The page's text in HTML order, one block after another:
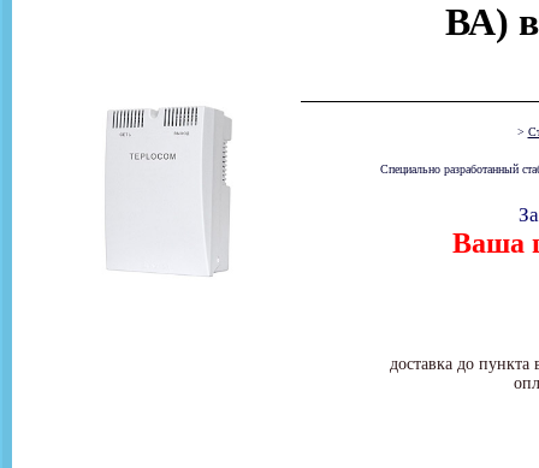
ВА)
>
Специально разработанный
Ваша
доставка до